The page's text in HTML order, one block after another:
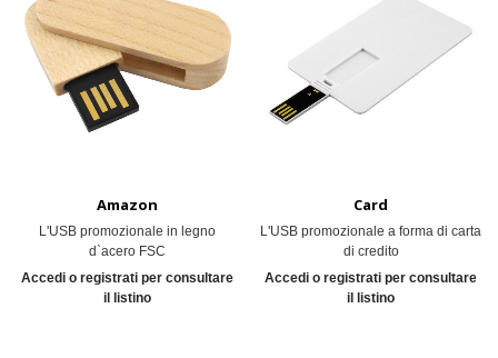
Morgan
Card
Bruxelles
Spirit Toronto
Amazon
L'USB promozionale in legno
d`acero FSC
Accedi o registrati per consultare
il listino
Card
L'USB promozionale a forma di carta
di credito
Accedi o registrati per consultare
il listino